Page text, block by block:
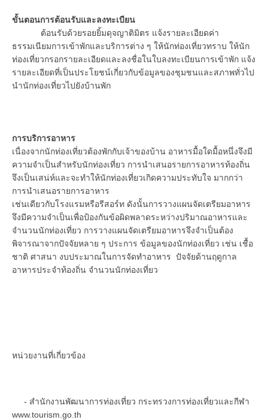
ขั้นตอนการต้อนรับและลงทะเบียน
ต้อนรับด้วยรอยยิ้มดุจญาติมิตร แจ้งรายละเอียดค่า
ธรรมเนียมการเข้าพักและบริการต่าง ๆ ให้นักท่องเที่ยวทราบ ให้นัก
ท่องเที่ยวกรอกรายละเอียดและลงชื่อในใบลงทะเบียนการเข้าพัก แจ้ง
รายละเอียดที่เป็นประโยชน์เกี่ยวกับข้อมูลของชุมชนและสภาพทั่วไป
นำนักท่องเที่ยวไปยังบ้านพัก
การบริการอาหาร
เนื่องจากนักท่องเที่ยวต้องพักกับเจ้าของบ้าน อาหารมื้อใดมื้อหนึ่งจึงมี
ความจำเป็นสำหรับนักท่องเที่ยว การนำเสนอรายการอาหารท้องถิ่น
จึงเป็นเสน่ห์และจะทำให้นักท่องเที่ยวเกิดความประทับใจ มากกว่า
การนำเสนอรายการอาหาร
เช่นเดียวกับโรงแรมหรือรีสอร์ท ดังนั้นการวางแผนจัดเตรียมอาหาร
จึงมีความจำเป็นเพื่อป้องกันข้อผิดพลาดระหว่างปริมาณอาหารและ
จำนวนนักท่องเที่ยว การวางแผนจัดเตรียมอาหารจึงจำเป็นต้อง
พิจารณาจากปัจจัยหลาย ๆ ประการ ข้อมูลของนักท่องเที่ยว เช่น เชื้อ
ชาติ ศาสนา งบประมาณในการจัดทำอาหาร ปัจจัยด้านฤดูกาล
อาหารประจำท้องถิ่น จำนวนนักท่องเที่ยว
หน่วยงานที่เกี่ยวข้อง
- สำนักงานพัฒนาการท่องเที่ยว กระทรวงการท่องเที่ยวและกีฬา
www.tourism.go.th